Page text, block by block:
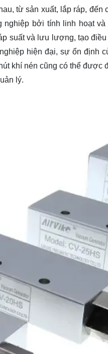
từ sản xuất, lắp ráp, đến
bởi tính linh hoạt
suất và lưu lượng, tạo
hiện đại, sự ổn định
khí nén cũng có thể
lý.